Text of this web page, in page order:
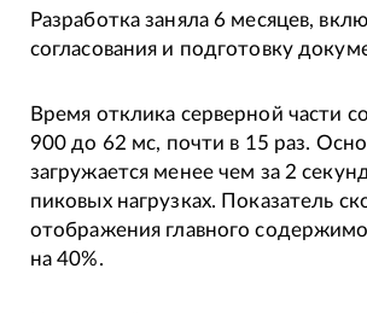
Разработка заняла 6 месяцев,
согласования и подготовку
Время отклика серверной части
900 до 62 мс, почти в 15 раз.
загружается менее чем за 2
пиковых нагрузках. Показатель
отображения главного
на 40%.